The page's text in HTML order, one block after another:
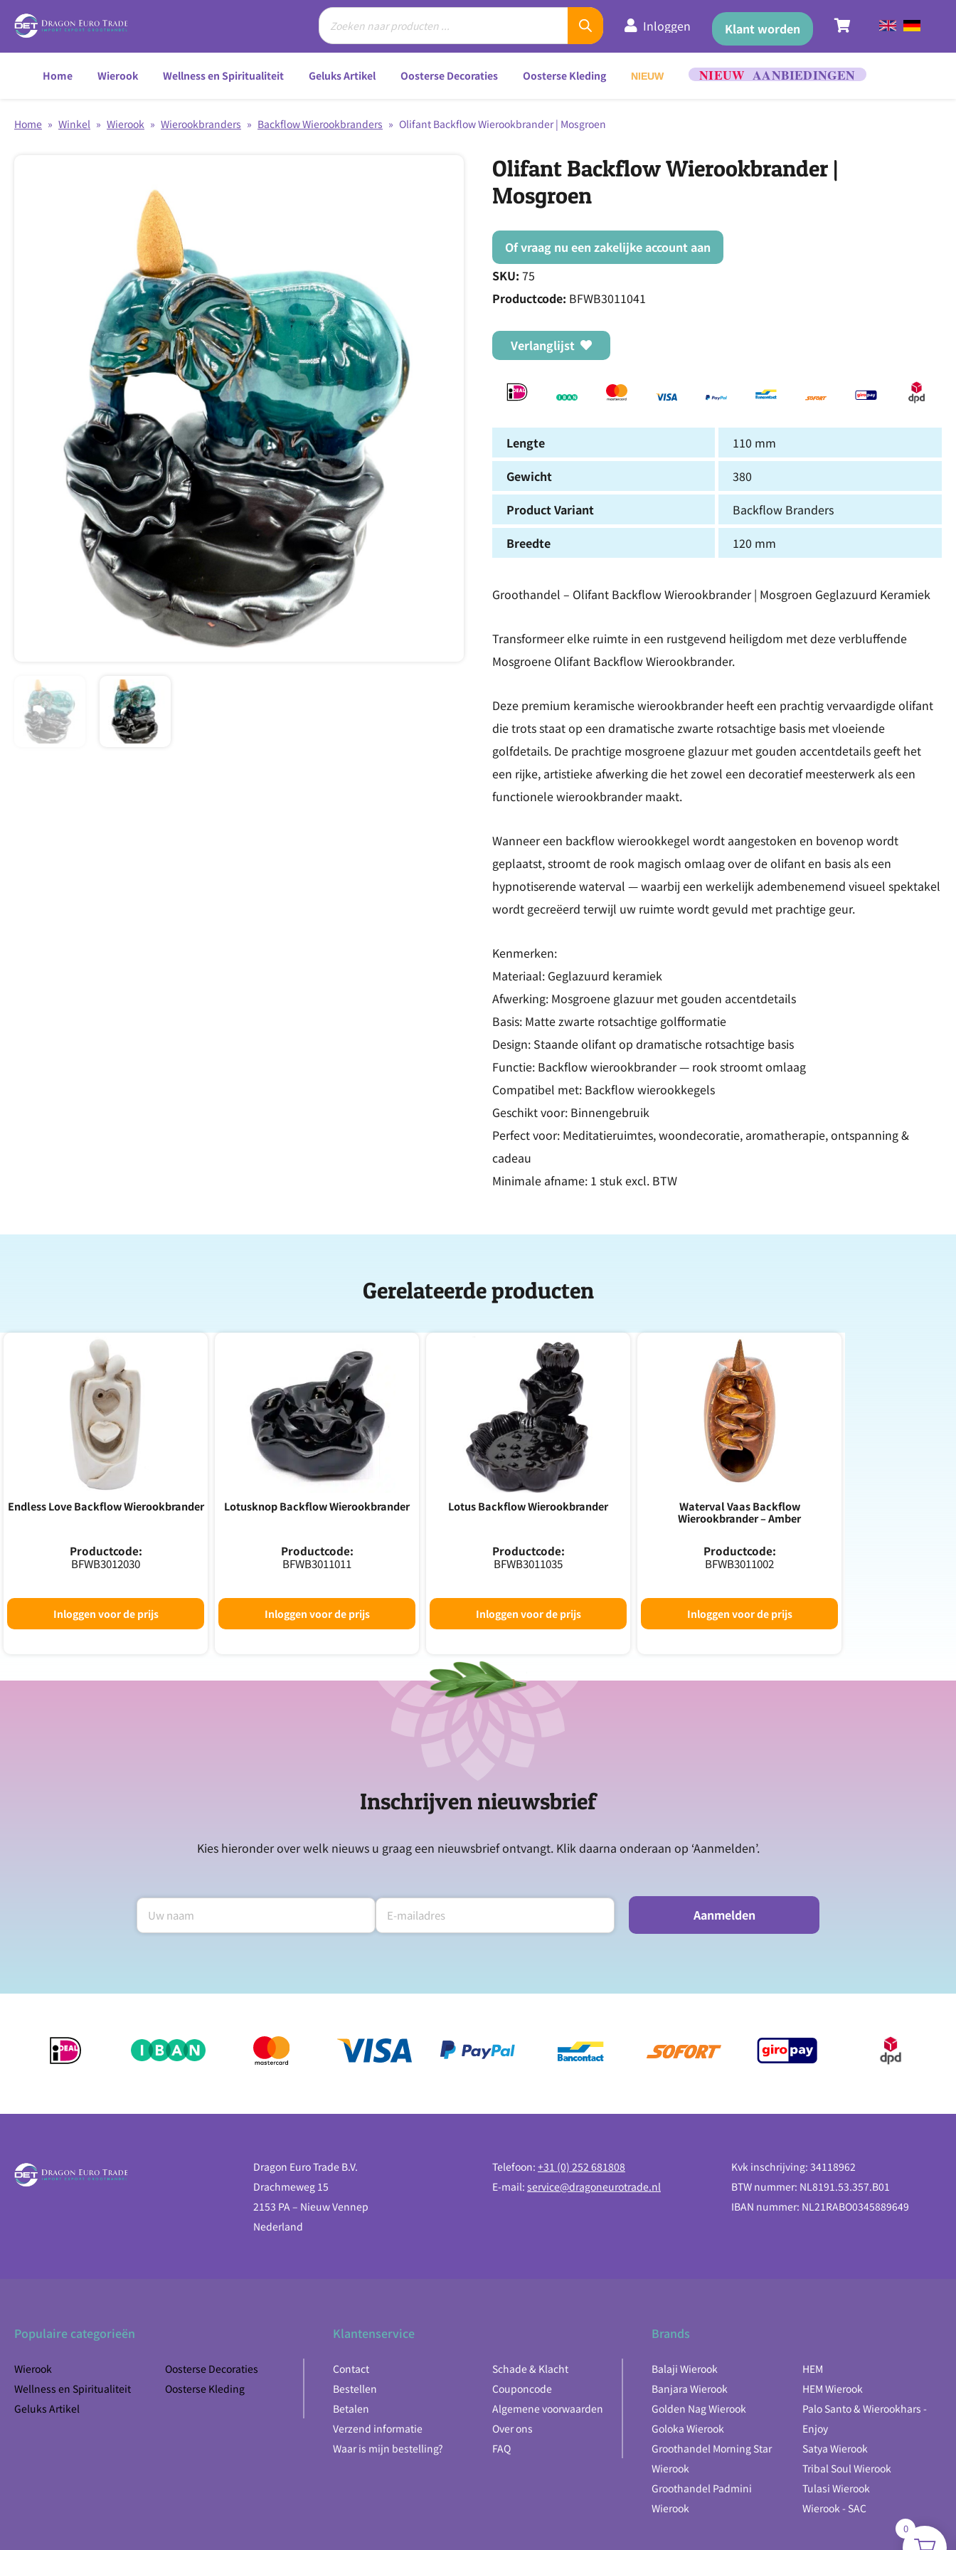
0
Inloggen Klant worden
Home Wierook Wellness en Spiritualiteit Geluks Artikel Oosterse Decoraties Oosterse Kleding NIEUW
Home » Winkel » Wierook » Wierookbranders » Backflow Wierookbranders » Olifant Backflow Wierookbrander | Mosgroen
Olifant Backflow Wierookbrander |
Mosgroen
Of vraag nu een zakelijke account aan
SKU: 75
Productcode: BFWB3011041
Verlanglijst
Lengte
110 mm
Gewicht
380
Product Variant
Backflow Branders
Breedte
120 mm
Groothandel – Olifant Backflow Wierookbrander | Mosgroen Geglazuurd Keramiek
Transformeer elke ruimte in een rustgevend heiligdom met deze verbluffende
Mosgroene Olifant Backflow Wierookbrander.
Deze premium keramische wierookbrander heeft een prachtig vervaardigde olifant
die trots staat op een dramatische zwarte rotsachtige basis met vloeiende
golfdetails. De prachtige mosgroene glazuur met gouden accentdetails geeft het
een rijke, artistieke afwerking die het zowel een decoratief meesterwerk als een
functionele wierookbrander maakt.
Wanneer een backflow wierookkegel wordt aangestoken en bovenop wordt
geplaatst, stroomt de rook magisch omlaag over de olifant en basis als een
hypnotiserende waterval — waarbij een werkelijk adembenemend visueel spektakel
wordt gecreëerd terwijl uw ruimte wordt gevuld met prachtige geur.
Kenmerken:
Materiaal: Geglazuurd keramiek
Afwerking: Mosgroene glazuur met gouden accentdetails
Basis: Matte zwarte rotsachtige golfformatie
Design: Staande olifant op dramatische rotsachtige basis
Functie: Backflow wierookbrander — rook stroomt omlaag
Compatibel met: Backflow wierookkegels
Geschikt voor: Binnengebruik
Perfect voor: Meditatieruimtes, woondecoratie, aromatherapie, ontspanning &
cadeau
Minimale afname: 1 stuk excl. BTW
Gerelateerde producten
Endless Love Backflow Wierookbrander
Productcode:
BFWB3012030
Inloggen voor de prijs
Lotusknop Backflow Wierookbrander
Productcode:
BFWB3011011
Inloggen voor de prijs
Lotus Backflow Wierookbrander
Productcode:
BFWB3011035
Inloggen voor de prijs
Waterval Vaas Backflow
Wierookbrander – Amber
Productcode:
BFWB3011002
Inloggen voor de prijs
Inschrijven nieuwsbrief
Kies hieronder over welk nieuws u graag een nieuwsbrief ontvangt. Klik daarna onderaan op ‘Aanmelden’.
Aanmelden
Dragon Euro Trade B.V.
Drachmeweg 15
2153 PA – Nieuw Vennep
Nederland
Telefoon: +31 (0) 252 681808
E-mail: service@dragoneurotrade.nl
Kvk inschrijving: 34118962
BTW nummer: NL8191.53.357.B01
IBAN nummer: NL21RABO0345889649
Populaire categorieën
Wierook
Wellness en Spiritualiteit
Geluks Artikel
Oosterse Decoraties
Oosterse Kleding
Klantenservice
Contact
Bestellen
Betalen
Verzend informatie
Waar is mijn bestelling?
Schade & Klacht
Couponcode
Algemene voorwaarden
Over ons
FAQ
Brands
Balaji Wierook
Banjara Wierook
Golden Nag Wierook
Goloka Wierook
Groothandel Morning Star
Wierook
Groothandel Padmini
Wierook
HEM
HEM Wierook
Palo Santo & Wierookhars -
Enjoy
Satya Wierook
Tribal Soul Wierook
Tulasi Wierook
Wierook - SAC